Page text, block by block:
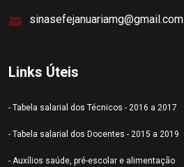
sinasefejanuariamg@gmail.com
Links Úteis
- Tabela salarial dos Técnicos - 2016 a 2017
- Tabela salarial dos Docentes - 2015 a 2019
- Auxílios saúde, pré-escolar e alimentação